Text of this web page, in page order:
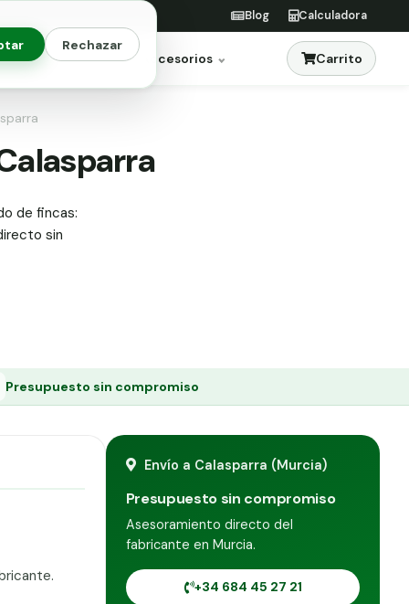
Rechazar
Blog Calculadora
Jardinería Accesorios Carrito
de fincas:
sin
Presupuesto sin compromiso
Envío a Calasparra (Murcia)
Presupuesto sin compromiso
Asesoramiento directo del
fabricante en Murcia.
+34 684 45 27 21